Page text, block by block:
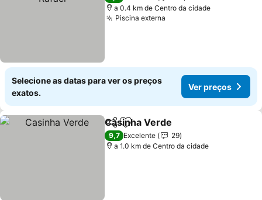
a 0.4 km de Centro da cidade
Piscina externa
Selecione as datas para ver os preços
exatos.
Ver preços
PartilharAdicionar aos favoritos
Casinha Verde
9,7 Excelente
29
a 1.0 km de Centro da cidade